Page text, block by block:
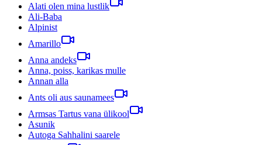
Alati olen mina lustlik
Ali-Baba
Alpinist
Amarillo
Anna andeks
Anna, poiss, karikas mulle
Annan alla
Ants oli aus saunamees
Armsas Tartus vana ülikool
Asunik
Autoga Sahhalini saarele